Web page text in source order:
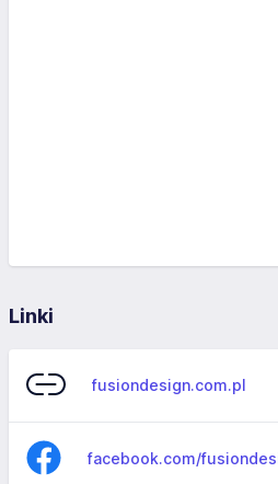
Linki
fusiondesign.com.pl